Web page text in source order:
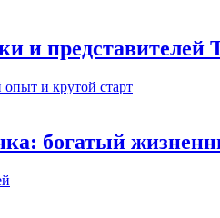
и представителей
богатый